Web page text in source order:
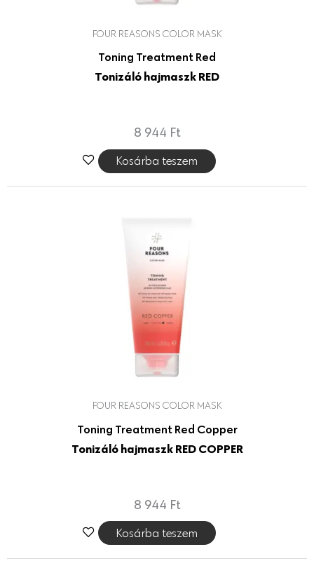
FOUR REASONS COLOR MASK
Toning Treatment Red
Tonizáló hajmaszk RED
8 944 Ft
Kosárba teszem
FOUR REASONS COLOR MASK
Toning Treatment Red Copper
Tonizáló hajmaszk RED COPPER
8 944 Ft
Kosárba teszem